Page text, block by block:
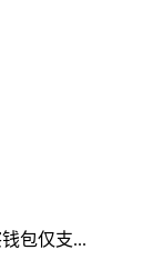
包仅支...